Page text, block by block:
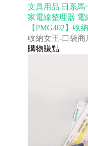
文具用品 日系馬
家電線整理器 電
【PMG402】收
收納女王-口袋商
購物賺點